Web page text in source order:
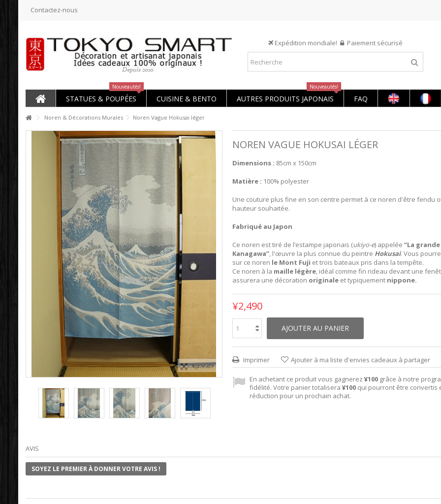
Contactez-nous
Expédition mondiale! Paiement sécurisé
STATUES & POUPÉES
Nouveautés!
CUISINE & BENTO AUTRES PRODUITS JAPONAIS
Nouveautés!
FAQ
Noren & Décorations Murales Noren Vague Hokusai léger
Agrandir
NOREN VAGUE HOKUSAI LÉGER
Dimensions : 85cm x 150cm
Matière : 100% polyester
Une couture plus fine en son centre permet à ce noren d'être fendu
hauteur souhaitée.
Fabriqué au Japon
Ce noren est tiré de l’estampe japonais (ukiyo-e) appelée “La
Kanagawa”, l'œuvre la plus connue du peintre Hokusai. Vous
sur ce noren le Mont Fuji et trois bateaux pris dans la tempête.
Ce noren à la maille légère, idéal comme fin rideau devant une
assurera une décoration originaleet typiquement nippone.
¥2,490
AJOUTER AU PANIER
Imprimer Ajouter à ma liste d'envies cadeaux à partager
En achetant ce produit vous gagnerez ¥100grâce à notre
fidélité. Votre panier totalisera ¥100qui pourront être convertis
réduction pour un prochain achat.
AVIS
SOYEZ LE PREMIER À DONNER VOTRE AVIS !